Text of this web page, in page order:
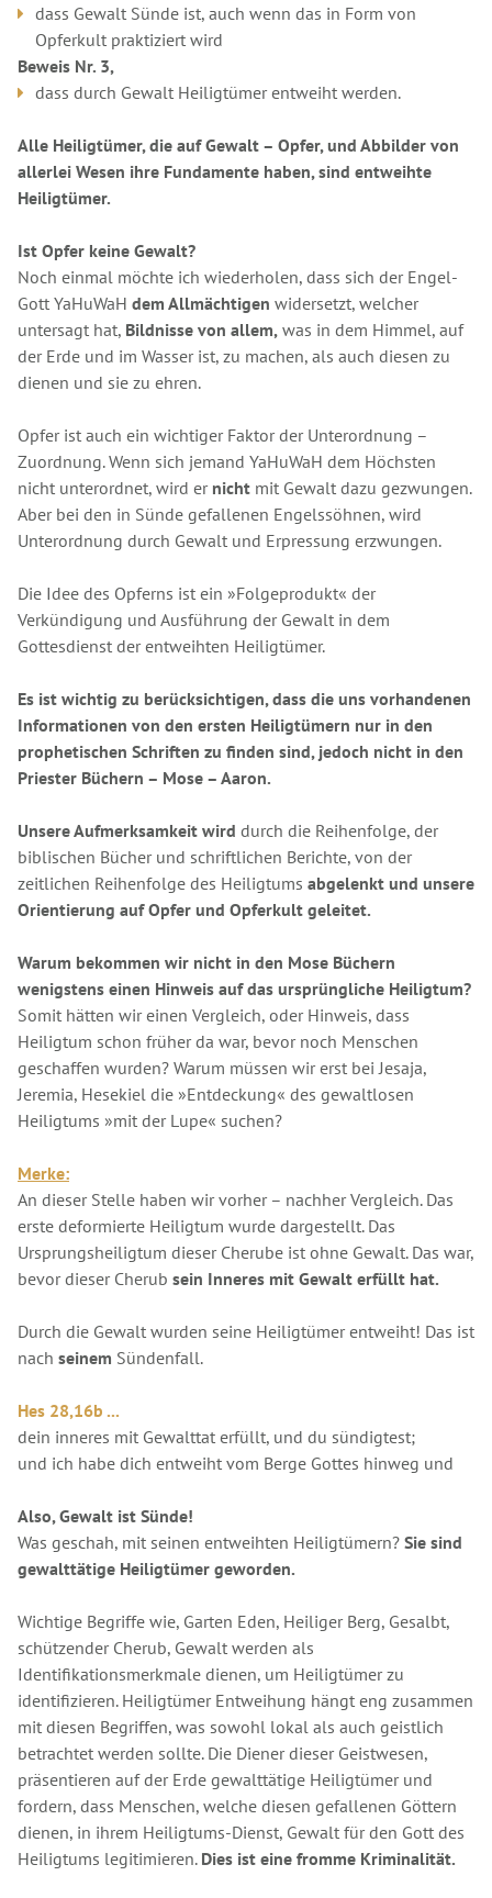
dass Gewalt Sünde ist, auch wenn das in Form von
Opferkult praktiziert wird
Beweis Nr. 3,
dass durch Gewalt Heiligtümer entweiht werden.
Alle Heiligtümer, die auf Gewalt – Opfer, und Abbilder von
allerlei Wesen ihre Fundamente haben, sind entweihte
Heiligtümer.
Ist Opfer keine Gewalt?
Noch einmal möchte ich wiederholen, dass sich der Engel-
Gott YaHuWaH dem Allmächtigen widersetzt, welcher
untersagt hat, Bildnisse von allem, was in dem Himmel, auf
der Erde und im Wasser ist, zu machen, als auch diesen zu
dienen und sie zu ehren.
Opfer ist auch ein wichtiger Faktor der Unterordnung –
Zuordnung. Wenn sich jemand YaHuWaH dem Höchsten
nicht unterordnet, wird er nicht mit Gewalt dazu gezwungen.
Aber bei den in Sünde gefallenen Engelssöhnen, wird
Unterordnung durch Gewalt und Erpressung erzwungen.
Die Idee des Opferns ist ein »Folgeprodukt« der
Verkündigung und Ausführung der Gewalt in dem
Gottesdienst der entweihten Heiligtümer.
Es ist wichtig zu berücksichtigen, dass die uns vorhandenen
Informationen von den ersten Heiligtümern nur in den
prophetischen Schriften zu finden sind, jedoch nicht in den
Priester Büchern – Mose – Aaron.
Unsere Aufmerksamkeit wird durch die Reihenfolge, der
biblischen Bücher und schriftlichen Berichte, von der
zeitlichen Reihenfolge des Heiligtums abgelenkt und unsere
Orientierung auf Opfer und Opferkult geleitet.
Warum bekommen wir nicht in den Mose Büchern
wenigstens einen Hinweis auf das ursprüngliche Heiligtum?
Somit hätten wir einen Vergleich, oder Hinweis, dass
Heiligtum schon früher da war, bevor noch Menschen
geschaffen wurden? Warum müssen wir erst bei Jesaja,
Jeremia, Hesekiel die »Entdeckung« des gewaltlosen
Heiligtums »mit der Lupe« suchen?
Merke:
An dieser Stelle haben wir vorher – nachher Vergleich. Das
erste deformierte Heiligtum wurde dargestellt. Das
Ursprungsheiligtum dieser Cherube ist ohne Gewalt. Das war,
bevor dieser Cherub sein Inneres mit Gewalt erfüllt hat.
Durch die Gewalt wurden seine Heiligtümer entweiht! Das ist
nach seinem Sündenfall.
Hes 28,16b ...
dein inneres mit Gewalttat erfüllt, und du sündigtest;
und ich habe dich entweiht vom Berge Gottes hinweg und
Also, Gewalt ist Sünde!
Was geschah, mit seinen entweihten Heiligtümern? Sie sind
gewalttätige Heiligtümer geworden.
Wichtige Begriffe wie, Garten Eden, Heiliger Berg, Gesalbt,
schützender Cherub, Gewalt werden als
Identifikationsmerkmale dienen, um Heiligtümer zu
identifizieren. Heiligtümer Entweihung hängt eng zusammen
mit diesen Begriffen, was sowohl lokal als auch geistlich
betrachtet werden sollte. Die Diener dieser Geistwesen,
präsentieren auf der Erde gewalttätige Heiligtümer und
fordern, dass Menschen, welche diesen gefallenen Göttern
dienen, in ihrem Heiligtums-Dienst, Gewalt für den Gott des
Heiligtums legitimieren. Dies ist eine fromme Kriminalität.